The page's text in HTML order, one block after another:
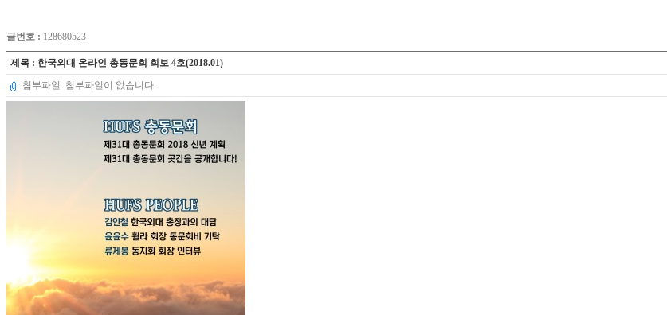
글번호 : 128680523
제목 : 한국외대 온라인 총동문회 회보 4호(2018.01)
첨부파일: 첨부파일이 없습니다.